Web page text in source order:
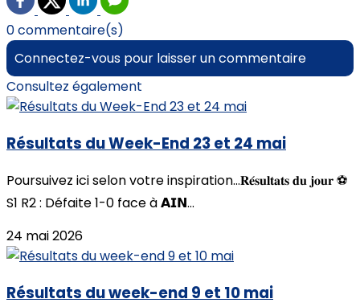
0 commentaire(s)
Connectez-vous pour laisser un commentaire
Consultez également
Résultats du Week-End 23 et 24 mai
Poursuivez ici selon votre inspiration...𝐑𝐞́𝐬𝐮𝐥𝐭𝐚𝐭𝐬 𝐝𝐮 𝐣𝐨𝐮𝐫 ⚽
S1 R2 : Défaite 1-0 face à 𝗔𝗜𝗡...
24 mai 2026
Résultats du week-end 9 et 10 mai